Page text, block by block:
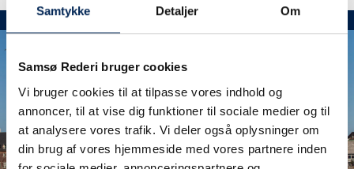
Samtykke Detaljer Om
Samsø Rederi bruger cookies
Vi bruger cookies til at tilpasse vores indhold og
annoncer, til at vise dig funktioner til sociale medier og til
at analysere vores trafik. Vi deler også oplysninger om
din brug af vores hjemmeside med vores partnere inden